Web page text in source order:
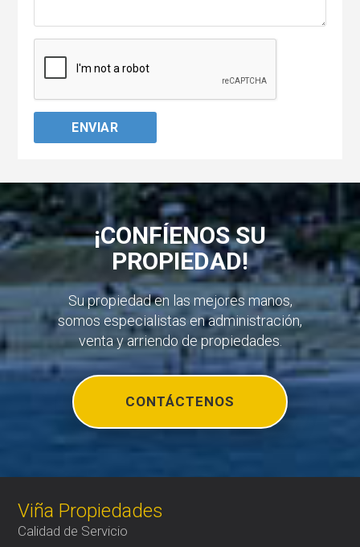
¡CONFÍENOS SU
PROPIEDAD!
Su propiedad en las mejores manos,
somos especialistas en administración,
venta y arriendo de propiedades.
CONTÁCTENOS
Viña Propiedades
Calidad de Servicio